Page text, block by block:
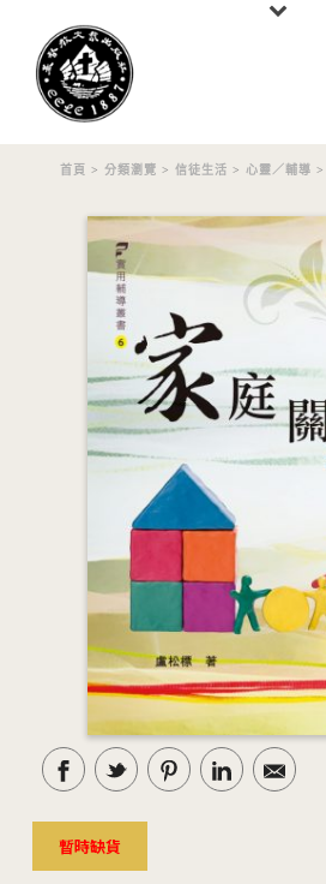
首頁 > 分類瀏覽 > 信徒生活 > 心靈／輔導 >
暫時缺貨